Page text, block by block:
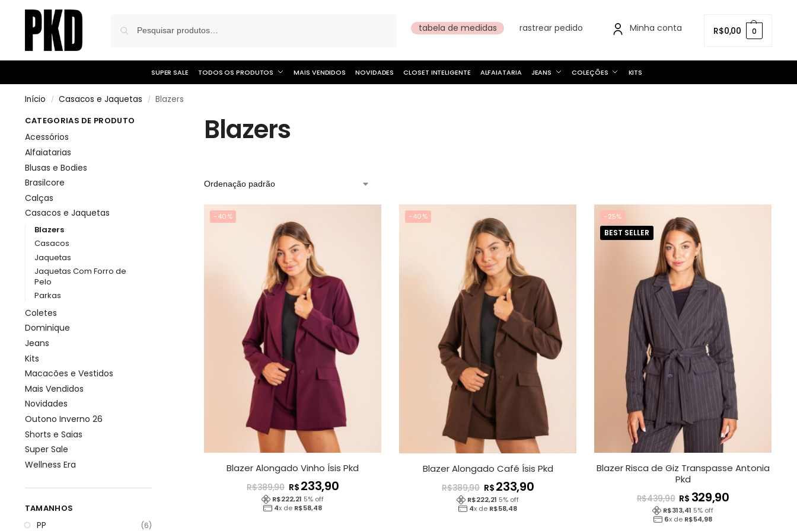
tabela de medidas rastrear pedido Minha conta R$0,00 0
SUPER SALE TODOS OS PRODUTOS MAIS VENDIDOS NOVIDADES CLOSET INTELIGENTE ALFAIATARIA JEANS COLEÇÕES KITS
Início / Casacos e Jaquetas / Blazers
Blazers
-40%
Blazer Alongado Vinho Ísis Pkd
R$389,90 R$ 233,90
R$222,21 5% off
4x de R$58,48
-40%
Blazer Alongado Café Ísis Pkd
R$389,90 R$ 233,90
R$222,21 5% off
4x de R$58,48
-25%
BEST SELLER
Blazer Risca de Giz Transpasse Antonia
Pkd
R$439,90 R$ 329,90
R$313,41 5% off
6x de R$54,98
CATEGORIAS DE PRODUTO
Acessórios
Alfaiatarias
Blusas e Bodies
Brasilcore
Calças
Casacos e Jaquetas
Blazers
Casacos
Jaquetas
Jaquetas Com Forro de
Pelo
Parkas
Coletes
Dominique
Jeans
Kits
Macacões e Vestidos
Mais Vendidos
Novidades
Outono Inverno 26
Shorts e Saias
Super Sale
Wellness Era
TAMANHOS
PP (6)